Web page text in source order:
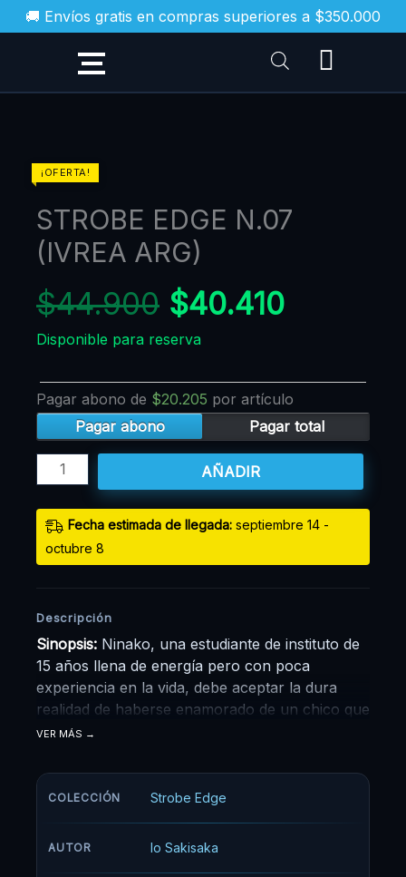
🚚 Envíos gratis en compras superiores a $350.000
al
¡OFERTA!
STROBE EDGE N.07
(IVREA ARG)
$44.900
original
era:
$44.900.
$40.410
actual
Disponible para reserva
Pagar abono de $20.205 por artículo
Pagar abono
Pagar total
STROBE
EDGE
N.07
(IVREA
ARG)
cantidad
AÑADIR
Fecha estimada de llegada: septiembre 14 -
octubre 8
Descripción
Sinopsis: Ninako, una estudiante de instituto de
15 años llena de energía pero con poca
experiencia en la vida, debe aceptar la dura
realidad de haberse enamorado de un chico que
tiene novia desde hace mucho tiempo. El
chico amable pero bastante reservado. Ninako
deberá hacer de tripas corazón y aprender a
aprendiendo de la vida con todo lo que le va
VER MÁS
COLECCIÓN Strobe Edge
AUTOR Io Sakisaka